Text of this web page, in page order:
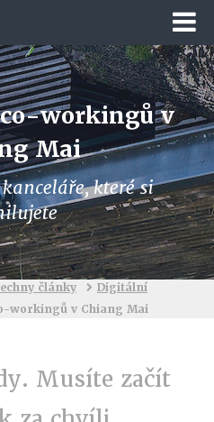
workingů v
Mai
které si
články
Digitální
workingů v Chiang Mai
Musíte začít